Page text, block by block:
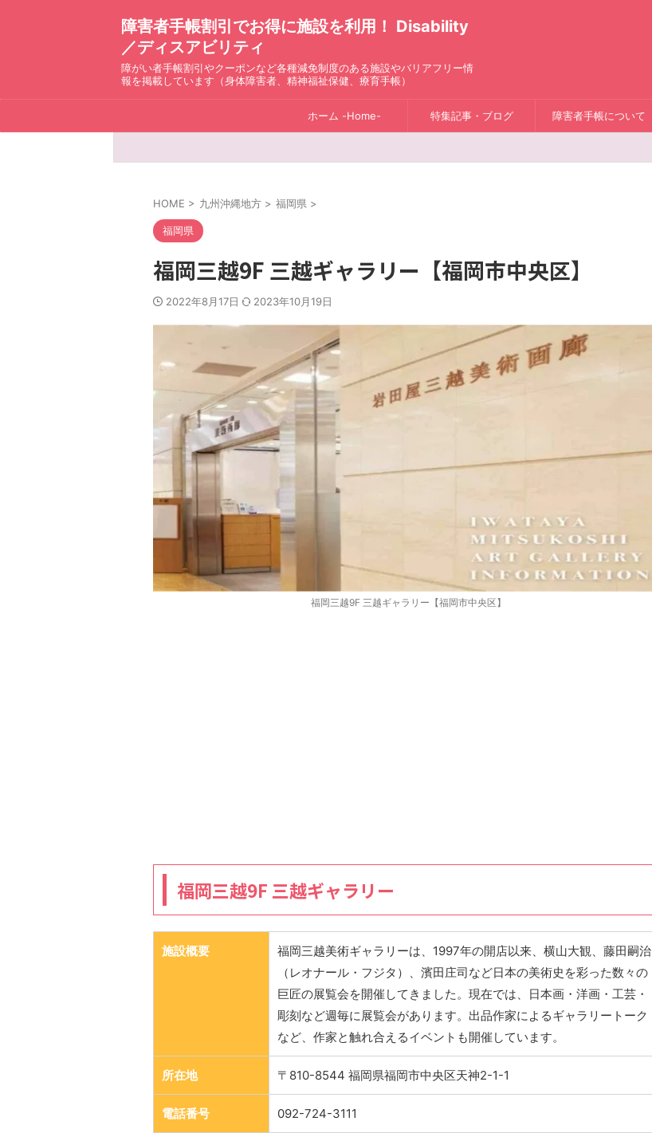
障害者手帳割引でお得に施設を利用！ Disability
／ディスアビリティ
障がい者手帳割引やクーポンなど各種減免制度のある施設やバリアフリー情
報を掲載しています（身体障害者、精神福祉保健、療育手帳）
ホーム -Home- 特集記事・ブログ 障害者手帳について
HOME > 九州沖縄地方 > 福岡県 >
福岡県
福岡三越9F 三越ギャラリー【福岡市中央区】
2022年8月17日 2023年10月19日
福岡三越9F 三越ギャラリー【福岡市中央区】
福岡三越9F 三越ギャラリー
施設概要
福岡三越美術ギャラリーは、1997年の開店以来、横山大観、藤田嗣治
（レオナール・フジタ）、濱田庄司など日本の美術史を彩った数々の
巨匠の展覧会を開催してきました。現在では、日本画・洋画・工芸・
彫刻など週毎に展覧会があります。出品作家によるギャラリートーク
など、作家と触れ合えるイベントも開催しています。
所在地 〒810-8544 福岡県福岡市中央区天神2-1-1
電話番号 092-724-3111